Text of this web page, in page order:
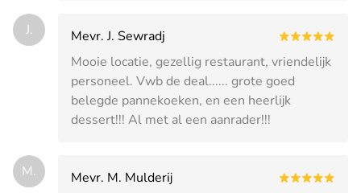
J.
Mevr. J. Sewradj
Mooie locatie, gezellig restaurant, vriendelijk
personeel. Vwb de deal...... grote goed
belegde pannekoeken, en een heerlijk
dessert!!! Al met al een aanrader!!!
M.
Mevr. M. Mulderij